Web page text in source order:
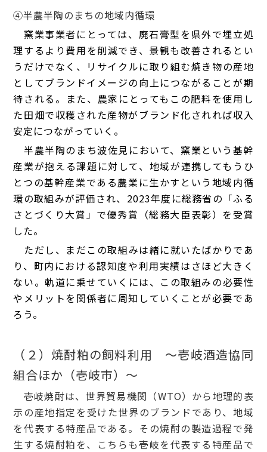
④半農半陶のまちの地域内循環
窯業事業者にとっては、廃石膏型を県外で埋立処
理するより費用を削減でき、景観も改善されるとい
うだけでなく、 リサイクルに取り組む焼き物の産地
としてブランドイメージの向上につながることが期
待される。
また、農家にとってもこの肥料を使用し
た田畑で収穫された産物がブランド化されれば収入
安定につながっていく。
半農半陶のまち波佐見において、窯業という基幹
産業が抱える課題に対して、地域が連携してもうひ
とつの基幹産業である農業に生かすという地域内循
環の取組みが評価され、2023年度に総務省の「ふる
さとづくり大賞」で優秀賞（総務大臣表彰）を受賞
した。
ただし、まだこの取組みは緒に就いたばかりであ
り、町内における認知度や利用実績はさほど大きく
ない。軌道に乗せていくには、この取組みの必要性
やメリットを関係者に周知していくことが必要であ
ろう。
（２）焼酎粕の飼料利用 ～壱岐酒造協同
組合ほか（壱岐市）～
壱岐焼酎は、世界貿易機関（WTO）から地理的表
示の産地指定を受けた世界のブランドであり、地域
を代表する特産品である。その焼酎の製造過程で発
生する焼酎粕を、こちらも壱岐を代表する特産品で